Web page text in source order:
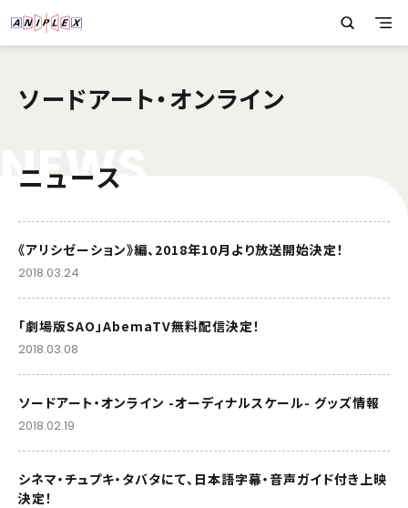
ソードアート・オンライン
NEWS
ニュース
《アリシゼーション》編、2018年10月より放送開始決定！
2018.03.24
「劇場版SAO」AbemaTV無料配信決定！
2018.03.08
ソードアート・オンライン -オーディナルスケール- グッズ情報
2018.02.19
シネマ・チュプキ・タバタにて、日本語字幕・音声ガイド付き上映
決定！